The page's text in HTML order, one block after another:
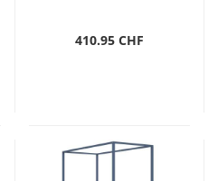
410.95 CHF